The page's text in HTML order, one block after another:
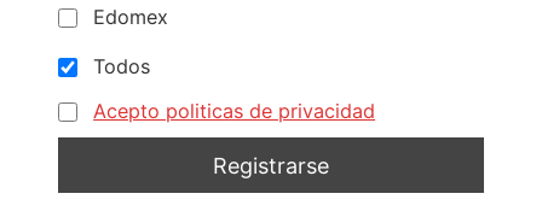
Edomex
Todos
Acepto politicas de privacidad